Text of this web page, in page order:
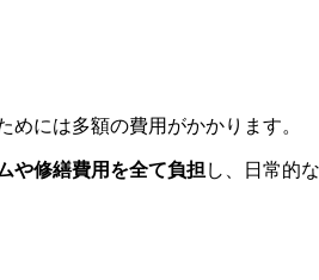
には多額の費用がかかります。
や修繕費用を全て負担 し、日常的